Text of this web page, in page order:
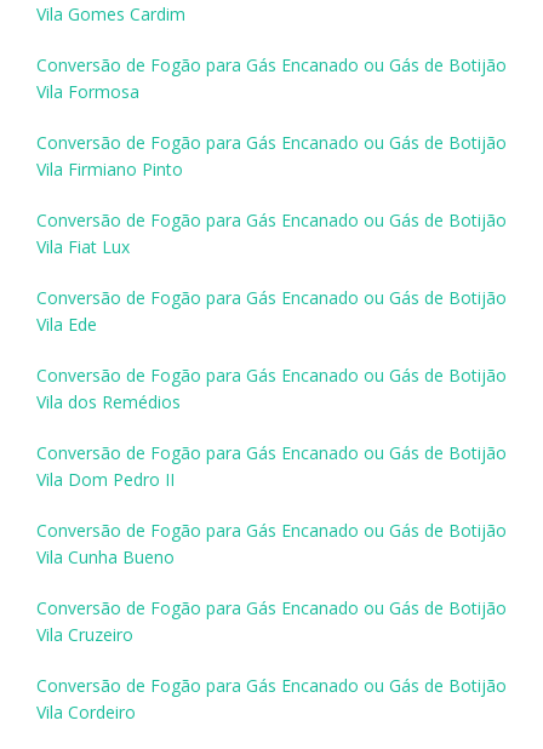
Vila Gomes Cardim
Conversão de Fogão para Gás Encanado ou Gás de Botijão
Vila Formosa
Conversão de Fogão para Gás Encanado ou Gás de Botijão
Vila Firmiano Pinto
Conversão de Fogão para Gás Encanado ou Gás de Botijão
Vila Fiat Lux
Conversão de Fogão para Gás Encanado ou Gás de Botijão
Vila Ede
Conversão de Fogão para Gás Encanado ou Gás de Botijão
Vila dos Remédios
Conversão de Fogão para Gás Encanado ou Gás de Botijão
Vila Dom Pedro II
Conversão de Fogão para Gás Encanado ou Gás de Botijão
Vila Cunha Bueno
Conversão de Fogão para Gás Encanado ou Gás de Botijão
Vila Cruzeiro
Conversão de Fogão para Gás Encanado ou Gás de Botijão
Vila Cordeiro